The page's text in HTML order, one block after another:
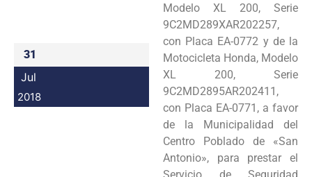
Intranet
31
Jul
2018
Modelo XL 200, Serie
9C2MD289XAR202257,
con Placa EA-0772 y de la
Motocicleta Honda, Modelo
XL 200, Serie
9C2MD2895AR202411,
con Placa EA-0771, a favor
de la Municipalidad del
Centro Poblado de «San
Antonio», para prestar el
Servicio de Seguridad